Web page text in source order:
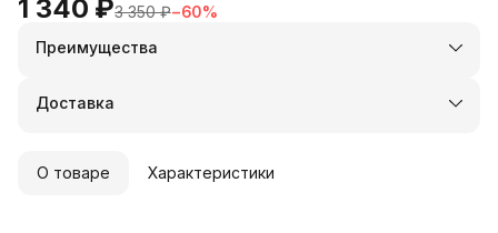
1 340 ₽3 350 ₽−60%
Преимущества
Оплата частями в Сплит
Удобный возврат
Доставка
О товаре Характеристики